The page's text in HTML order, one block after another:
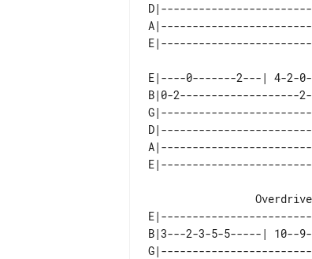
E|----0-------2---| 4-
B|0-2-------------------
B|3---2-3-5-5-----| 10--